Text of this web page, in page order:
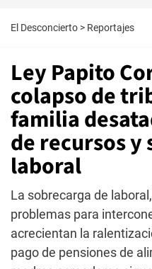
El Desconcierto > Reportajes
Ley Papito
colapso de
familia
de recursos y
laboral
La sobrecarga de
problemas para
acrecientan la
pago de pensiones de